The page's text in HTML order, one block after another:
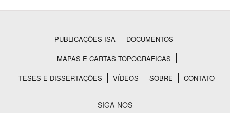
Rodapé
PUBLICAÇÕES ISA
DOCUMENTOS
MAPAS E CARTAS TOPOGRAFICAS
TESES E DISSERTAÇÕES
VÍDEOS SOBRE CONTATO
SIGA-NOS